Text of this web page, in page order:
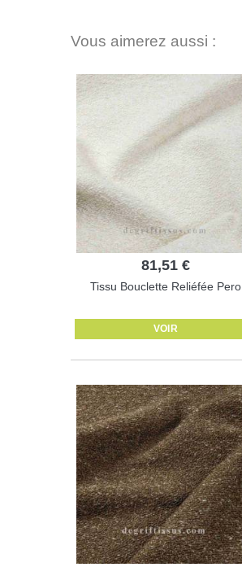
Vous aimerez aussi :
81,51 €
Tissu Bouclette Reliéfée Pero
VOIR